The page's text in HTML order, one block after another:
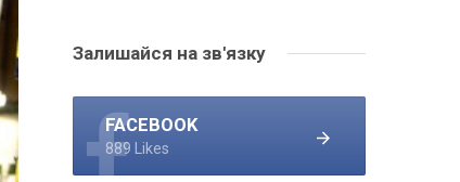
Залишайся на зв'язку
FACEBOOK
889 Likes